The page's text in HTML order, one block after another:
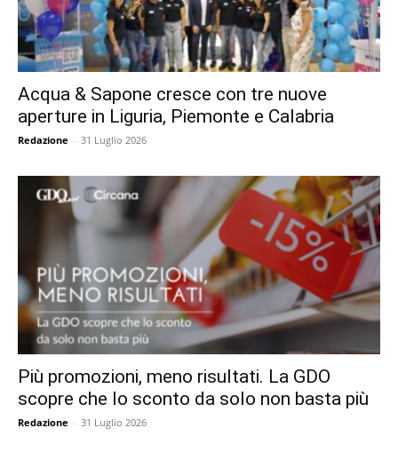
Acqua & Sapone cresce con tre nuove
aperture in Liguria, Piemonte e Calabria
Redazione - 31 Luglio 2026
Più promozioni, meno risultati. La GDO
scopre che lo sconto da solo non basta più
Redazione - 31 Luglio 2026